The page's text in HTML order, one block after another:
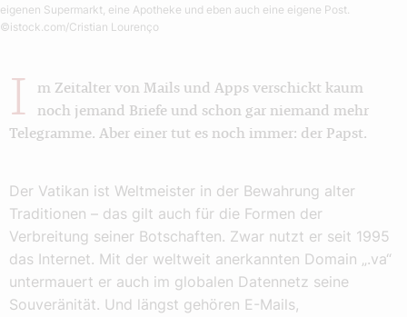
eigenen Supermarkt, eine Apotheke und eben auch eine eigene Post.
©istock.com/Cristian Lourenço
I
m Zeitalter von Mails und Apps verschickt kaum
noch jemand Briefe und schon gar niemand mehr
Telegramme. Aber einer tut es noch immer: der Papst.
Der Vatikan ist Weltmeister in der Bewahrung alter
Traditionen – das gilt auch für die Formen der
Verbreitung seiner Botschaften. Zwar nutzt er seit 1995
das Internet. Mit der weltweit anerkannten Domain „.va“
untermauert er auch im globalen Datennetz seine
Souveränität. Und längst gehören E-Mails,